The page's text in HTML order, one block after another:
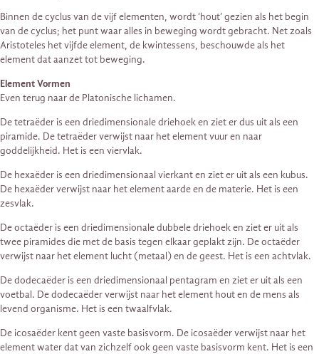
Binnen de cyclus van de vijf elementen, wordt ‘hout’ gezien als het begin
van de cyclus; het punt waar alles in beweging wordt gebracht. Net zoals
Aristoteles het vijfde element, de kwintessens, beschouwde als het
element dat aanzet tot beweging.
Element Vormen
Even terug naar de Platonische lichamen.
De tetraëder is een driedimensionale driehoek en ziet er dus uit als een
piramide. De tetraëder verwijst naar het element vuur en naar
goddelijkheid. Het is een viervlak.
De hexaëder is een driedimensionaal vierkant en ziet er uit als een kubus.
De hexaëder verwijst naar het element aarde en de materie. Het is een
zesvlak.
De octaëder is een driedimensionale dubbele driehoek en ziet er uit als
twee piramides die met de basis tegen elkaar geplakt zijn. De octaëder
verwijst naar het element lucht (metaal) en de geest. Het is een achtvlak.
De dodecaëder is een driedimensionaal pentagram en ziet er uit als een
voetbal. De dodecaëder verwijst naar het element hout en de mens als
levend organisme. Het is een twaalfvlak.
De icosaëder kent geen vaste basisvorm. De icosaëder verwijst naar het
element water dat van zichzelf ook geen vaste basisvorm kent. Het is een